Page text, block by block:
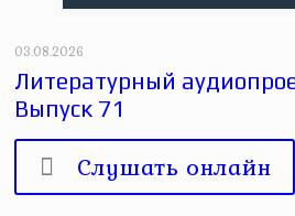
03.08.2026
Литературный
Выпуск 71
Слушать онлайн